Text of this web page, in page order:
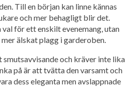
Till en början kan linne kännas
och mer behagligt blir det.
för ett enskilt evenemang, utan
älskat plagg i garderoben.
och kräver inte lika
på är att tvätta den varsamt och
dess eleganta men avslappnade